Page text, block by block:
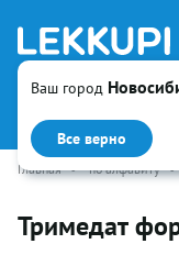
Ваш город
Все верно
Искать
Главная • по алфавиту •
Тримедат